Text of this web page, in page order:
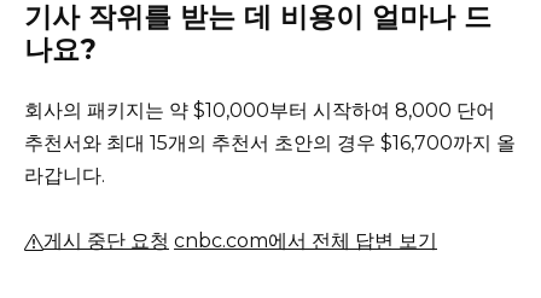
기사 작위를 받는 데 비용이 얼마나 드
나요?
회사의 패키지는 약 $10,000부터 시작하여 8,000 단어
추천서와 최대 15개의 추천서 초안의 경우 $16,700까지 올
라갑니다.
게시 중단 요청 cnbc.com에서 전체 답변 보기